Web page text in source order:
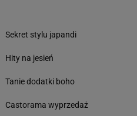
Sekret stylu japandi
Hity na jesień
Tanie dodatki boho
Castorama wyprzedaż